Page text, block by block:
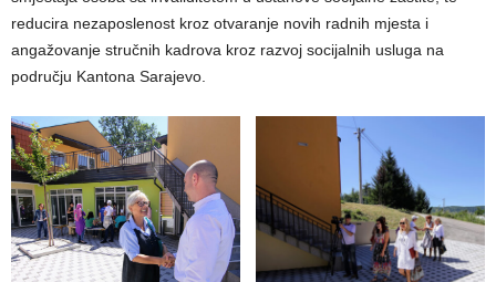
reducira nezaposlenost kroz otvaranje novih radnih mjesta i
angažovanje stručnih kadrova kroz razvoj socijalnih usluga na
području Kantona Sarajevo.